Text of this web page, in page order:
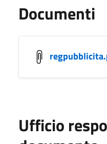
Documenti
Ufficio